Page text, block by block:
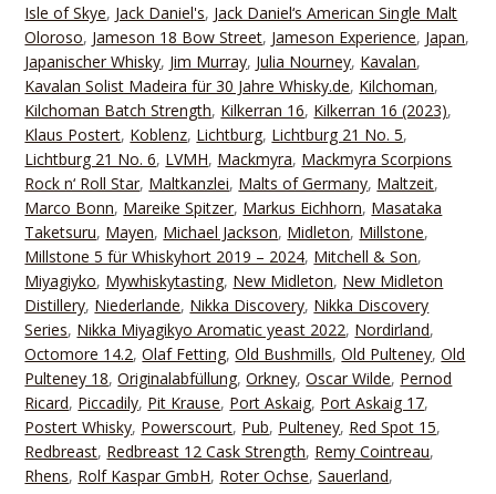
Isle of Skye, Jack Daniel's, Jack Daniel‘s American Single Malt
Oloroso, Jameson 18 Bow Street, Jameson Experience, Japan,
Japanischer Whisky, Jim Murray, Julia Nourney, Kavalan,
Kavalan Solist Madeira für 30 Jahre Whisky.de, Kilchoman,
Kilchoman Batch Strength, Kilkerran 16, Kilkerran 16 (2023),
Klaus Postert, Koblenz, Lichtburg, Lichtburg 21 No. 5,
Lichtburg 21 No. 6, LVMH, Mackmyra, Mackmyra Scorpions
Rock n‘ Roll Star, Maltkanzlei, Malts of Germany, Maltzeit,
Marco Bonn, Mareike Spitzer, Markus Eichhorn, Masataka
Taketsuru, Mayen, Michael Jackson, Midleton, Millstone,
Millstone 5 für Whiskyhort 2019 – 2024, Mitchell & Son,
Miyagiyko, Mywhiskytasting, New Midleton, New Midleton
Distillery, Niederlande, Nikka Discovery, Nikka Discovery
Series, Nikka Miyagikyo Aromatic yeast 2022, Nordirland,
Octomore 14.2,Olaf Fetting,Old Bushmills,Old Pulteney,Old
Pulteney 18,Originalabfüllung,Orkney,Oscar Wilde, Pernod
Ricard, Piccadily, Pit Krause, Port Askaig, Port Askaig 17,
Postert Whisky, Powerscourt, Pub, Pulteney, Red Spot 15,
Redbreast, Redbreast 12 Cask Strength, Remy Cointreau,
Rhens, Rolf Kaspar GmbH, Roter Ochse,Sauerland,